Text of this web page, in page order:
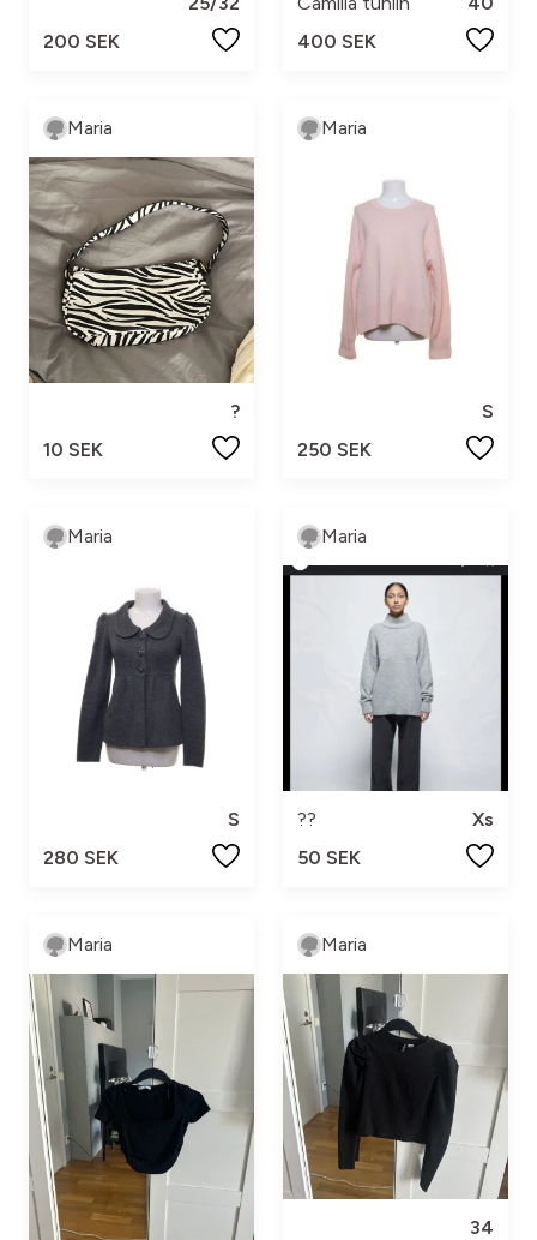
200 SEK
400 SEK
Maria
?
10 SEK
Maria
S
250 SEK
Maria
S
280 SEK
Maria
??
Xs
50 SEK
Maria Maria
34